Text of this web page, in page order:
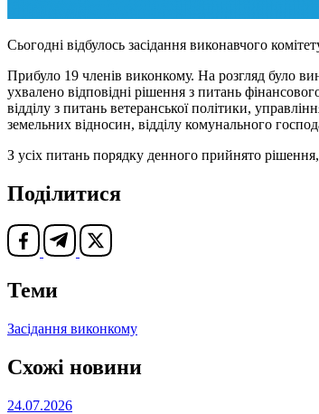
Сьогодні відбулось засідання виконавчого
Прибуло 19 членів виконкому. На розгляд було
ухвалено відповідні рішення з питань
відділу з питань ветеранської політики,
земельних відносин, відділу комунального
З усіх питань порядку денного прийнято
Поділитися
Теми
Засідання виконкому
Схожі новини
24.07.2026